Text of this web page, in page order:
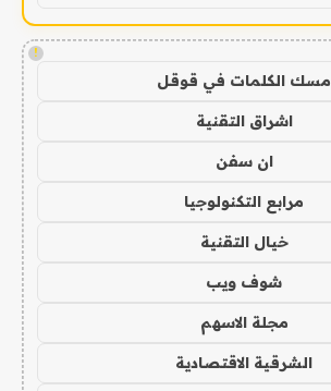
!
مسك الكلمات في قوقل
اشراق التقنية
ان سفن
مرابع التكنولوجيا
خيال التقنية
شوف ويب
مجلة الاسهم
الشرقية الاقتصادية